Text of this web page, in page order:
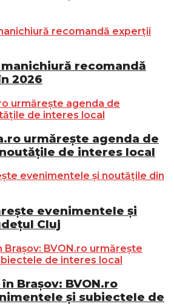
recomandă
2026
urmărește agenda de
de interes local
evenimentele și
Cluj
Brașov: BVON.ro
și subiectele de